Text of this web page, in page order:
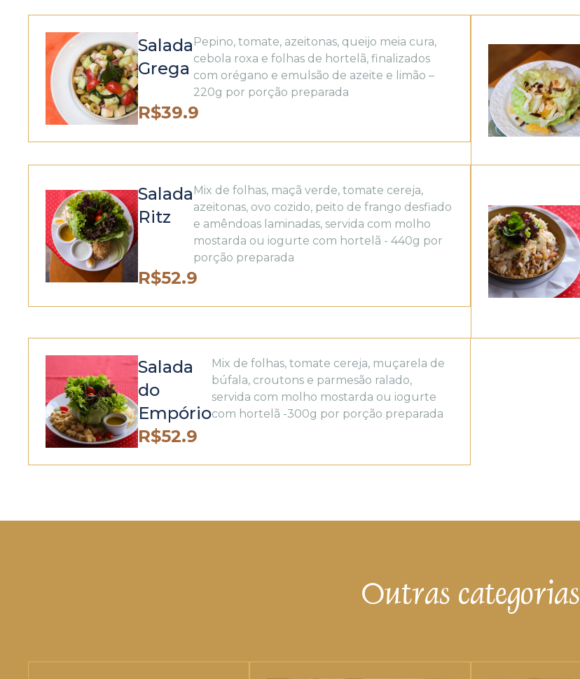
Salada
Grega
Pepino, tomate, azeitonas, queijo meia cura,
cebola roxa e folhas de hortelã, finalizados
com orégano e emulsão de azeite e limão –
220g por porção preparada
R$39.9
Salada
Ritz
Mix de folhas, maçã verde, tomate cereja,
azeitonas, ovo cozido, peito de frango desfiado
e amêndoas laminadas, servida com molho
mostarda ou iogurte com hortelã - 440g por
porção preparada
R$52.9
Salada
do
Empório
Mix de folhas, tomate cereja, muçarela de
búfala, croutons e parmesão ralado,
servida com molho mostarda ou iogurte
com hortelã -300g por porção preparada
R$52.9
Outras categorias